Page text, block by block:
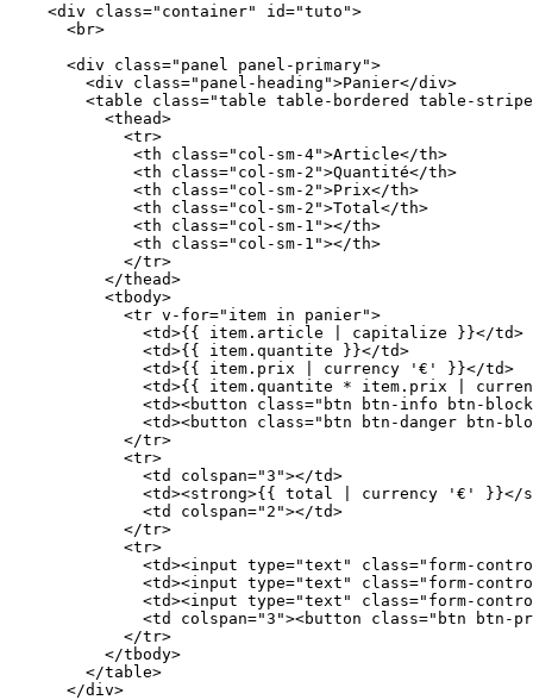
    <div class="container" id="tuto">
      <br>
      <div class="panel panel-primary">
        <div class="panel-heading">Panier</div>
<table class="table table-bordered table-
          <thead>
            <tr>
             <th class="col-sm-4">Article</th>
             <th class="col-sm-2">Quantité</th>
             <th class="col-sm-2">Prix</th>
             <th class="col-sm-2">Total</th>
             <th class="col-sm-1"></th>
             <th class="col-sm-1"></th>
            </tr>
          </thead>
          <tbody>
            <tr v-for="item in panier">
              <td>{{ item.article | capitalize }}</td>
              <td>{{ item.quantite }}</td>
              <td>{{ item.prix | currency '€' }}</td>
<td>{{ item.quantite * item.prix |
<td><button class="btn btn-info btn-
<td><button class="btn btn-danger btn-
            </tr>
            <tr>
              <td colspan="3"></td>
<td><strong>{{ total | currency '€' }}</
              <td colspan="2"></td>
            </tr>
            <tr>
<td><input type="text" class="form-
<td><input type="text" class="form-
<td><input type="text" class="form-
<td colspan="3"><button class="btn btn-
            </tr>
          </tbody>
        </table>
      </div>